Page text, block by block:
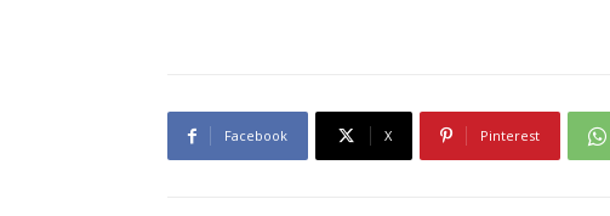
Facebook X Pinterest